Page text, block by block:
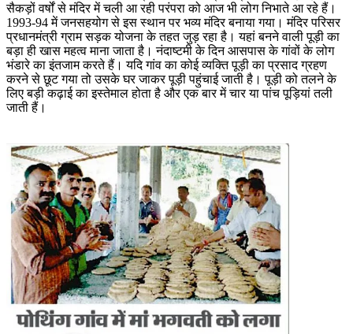
सैकड़ों वर्षों से मंदिर में चली आ रही परंपरा को आज भी लोग निभाते आ रहे हैं।
1993-94 में जनसहयोग से इस स्थान पर भव्य मंदिर बनाया गया। मंदिर परिसर
प्रधानमंत्री ग्राम सड़क योजना के तहत जुड़ रहा है। यहां बनने वाली पूड़ी का
बड़ा ही खास महत्व माना जाता है। नंदाष्टमी के दिन आसपास के गांवों के लोग
भंडारे का इंतजाम करते हैं। यदि गांव का कोई व्यक्ति पूड़ी का प्रसाद ग्रहण
करने से छूट गया तो उसके घर जाकर पूड़ी पहुंचाई जाती है। पूड़ी को तलने के
लिए बड़ी कढ़ाई का इस्तेमाल होता है और एक बार में चार या पांच पूड़ियां तली
जाती हैं।